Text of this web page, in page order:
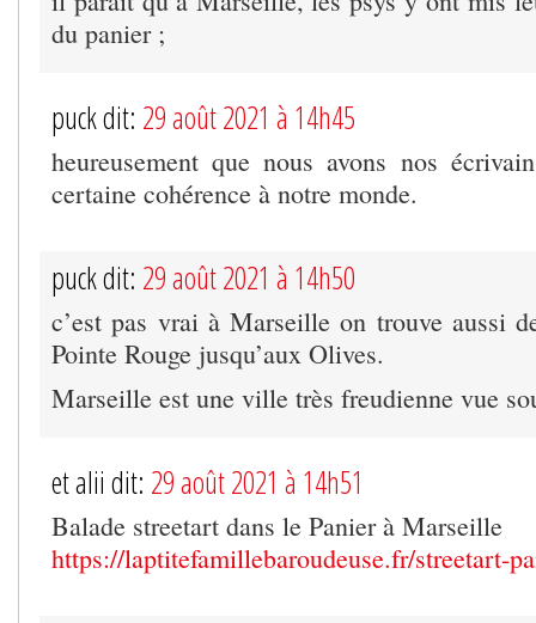
du panier ;
puck dit: 29 août 2021 à 14h45
heureusement que nous avons nos
certaine cohérence à notre monde.
puck dit: 29 août 2021 à 14h50
c’est pas vrai à Marseille on trouve aussi
Pointe Rouge jusqu’aux Olives.
Marseille est une ville très freudienne vue
et alii dit: 29 août 2021 à 14h51
Balade streetart dans le Panier à Marseille
https://laptitefamillebaroudeuse.fr/streetart-